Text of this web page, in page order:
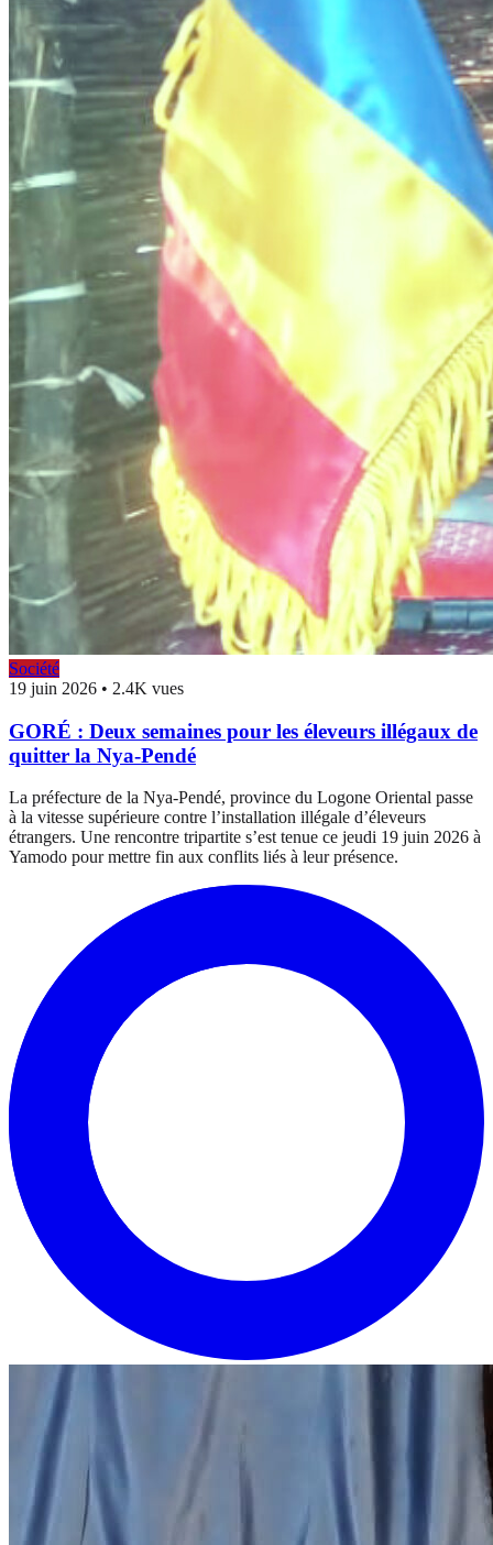
Société
19 juin 2026 • 2.4K vues
GORÉ : Deux semaines pour les éleveurs illégaux de
quitter la Nya-Pendé
La préfecture de la Nya-Pendé, province du Logone Oriental passe
à la vitesse supérieure contre l’installation illégale d’éleveurs
étrangers. Une rencontre tripartite s’est tenue ce jeudi 19 juin 2026 à
Yamodo pour mettre fin aux conflits liés à leur présence.